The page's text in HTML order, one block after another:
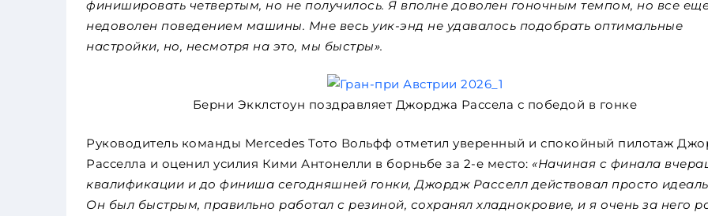
финишировать четвертым, но не получилось. Я вполне доволен гоночным темпом, но все
недоволен поведением машины. Мне весь уик-энд не удавалось подобрать оптимальные
настройки, но, несмотря на это, мы быстры».
Берни Экклстоун поздравляет Джорджа Рассела с победой в гонке
Руководитель команды Mercedes Тото Вольфф отметил уверенный и спокойный пилотаж
Расселла и оценил усилия Кими Антонелли в борньбе за 2-е место: «Начиная с финала
квалификации и до финиша сегодняшней гонки, Джордж Расселл действовал просто
Он был быстрым, правильно работал с резиной, сохранял хладнокровие, и я очень за него